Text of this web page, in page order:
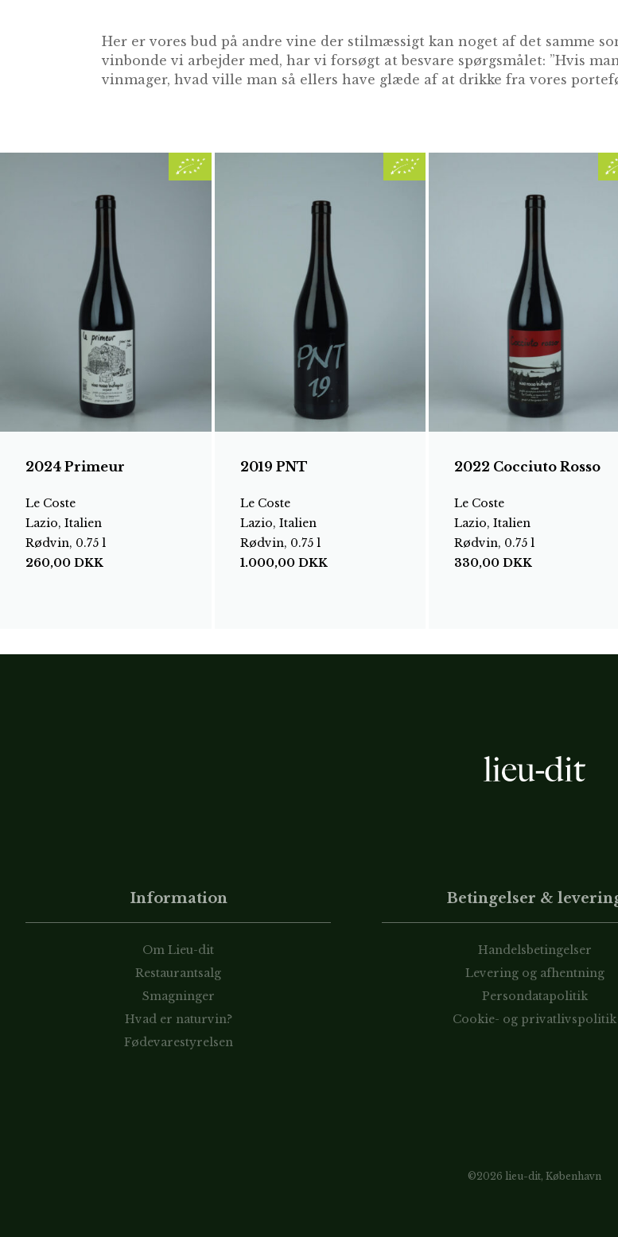
Her er vores bud på andre vine der stilmæssigt kan noget af det samme
vinbonde vi arbejder med, har vi forsøgt at besvare spørgsmålet: ”Hvis
vinmager, hvad ville man så ellers have glæde af at drikke fra vores
2024 Primeur
Le Coste
Lazio, Italien
Rødvin, 0.75 l
260,00 DKK
2019 PNT
Le Coste
Lazio, Italien
Rødvin, 0.75 l
1.000,00 DKK
2022 Cocciuto Rosso
Le Coste
Lazio, Italien
Rødvin, 0.75 l
330,00DKK
Information
Om Lieu-dit
Restaurantsalg
Smagninger
Hvad er naturvin?
Fødevarestyrelsen
Betingelser &
Handelsbetingelser
Levering og afhentning
Persondatapolitik
Cookie- og privatlivspolitik
©2026 lieu-dit, København